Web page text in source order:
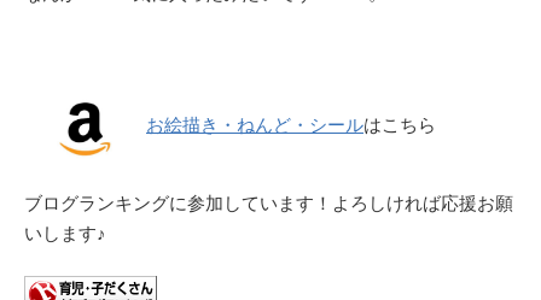
お絵描き・ねんど・シールはこちら
ブログランキングに参加しています！よろしければ応援お願
いします♪